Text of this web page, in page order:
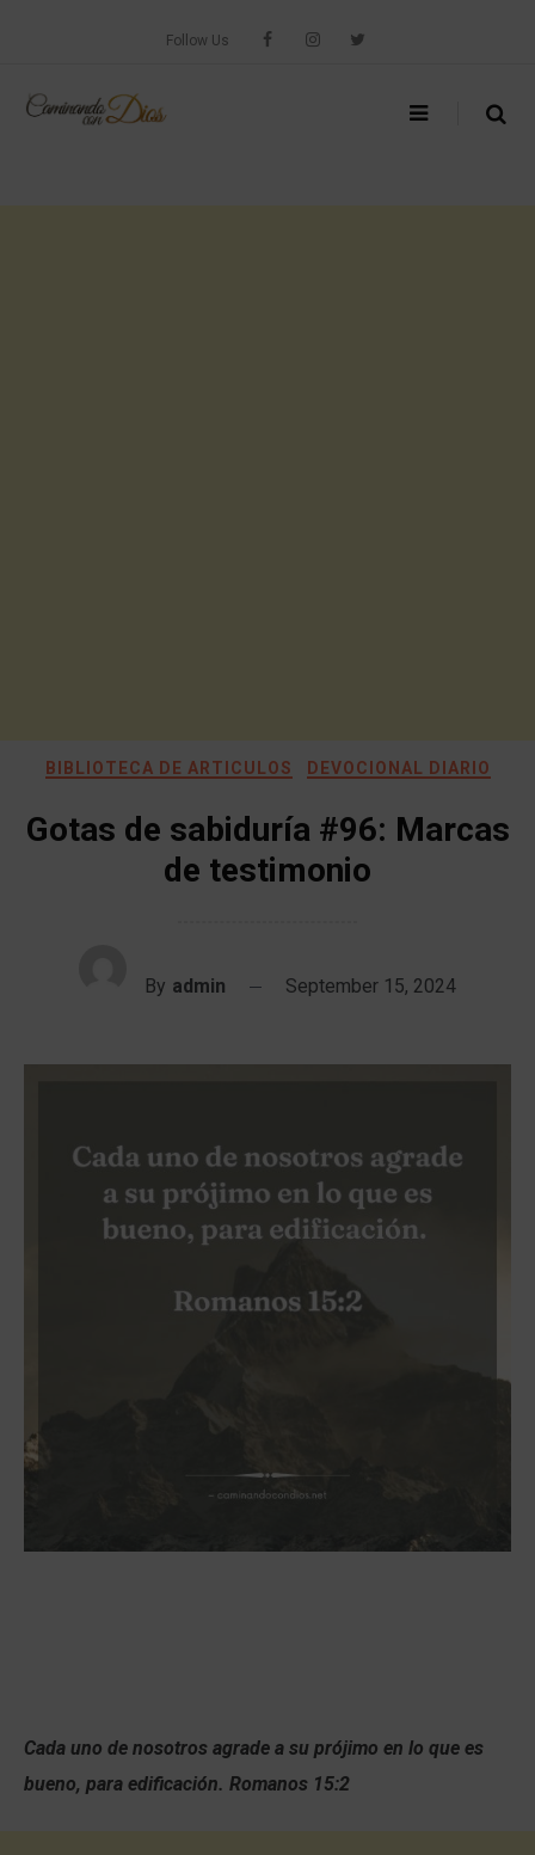
Follow Us
BIBLIOTECA DE ARTICULOS DEVOCIONAL DIARIO
Gotas de sabiduría #96: Marcas
de testimonio
By admin September 15, 2024
Cada uno de nosotros agrade a su prójimo en lo que es
bueno, para edificación. Romanos 15:2